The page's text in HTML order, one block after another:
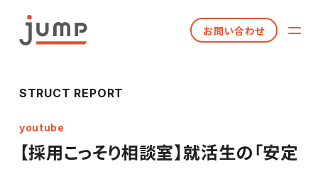
お問い合わせ
STRUCT REPORT
youtube
【採用こっそり相談室】就活生の「安定